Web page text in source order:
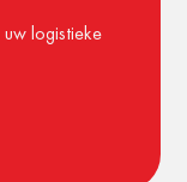
logistieke